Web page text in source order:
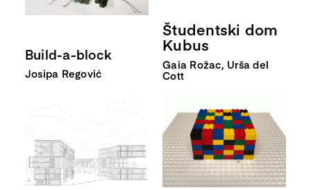
Build-a-block
Josipa Regović
Študentski dom
Kubus
Gaia Rožac, Urša del
Cott